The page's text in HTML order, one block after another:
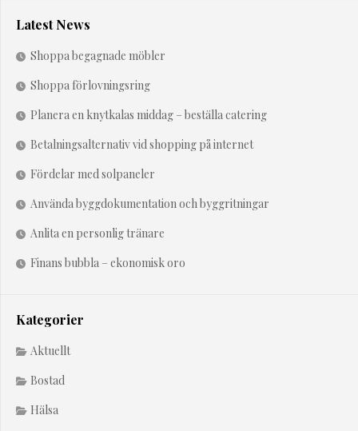
Latest News
Shoppa begagnade möbler
Shoppa förlovningsring
Planera en knytkalas middag – beställa catering
Betalningsalternativ vid shopping på internet
Fördelar med solpaneler
Använda byggdokumentation och byggritningar
Anlita en personlig tränare
Finans bubbla – ekonomisk oro
Kategorier
Aktuellt
Bostad
Hälsa